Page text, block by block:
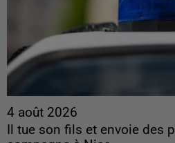
4 août 2026
Il tue son fils et envoie des